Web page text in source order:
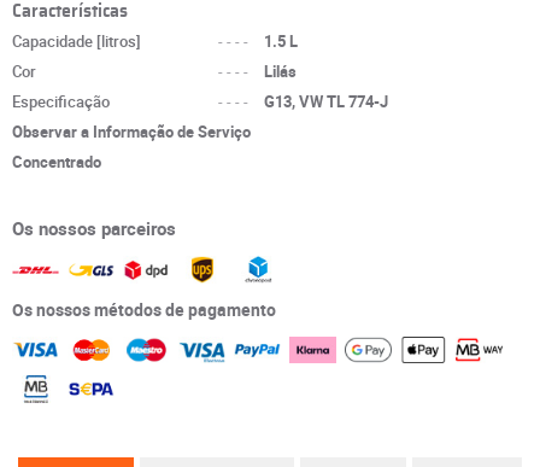
Características
Capacidade [litros] ----
1.5 L
Cor
----
Lilás
Especificação
----
G13, VW TL 774-J
Observar a Informação de Serviço
Concentrado
Os nossos parceiros
Os nossos métodos de pagamento